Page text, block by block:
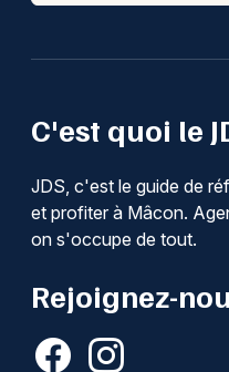
C'est quoi le
JDS, c'est le guide de
et profiter à Mâcon.
on s'occupe de tout.
Rejoignez-